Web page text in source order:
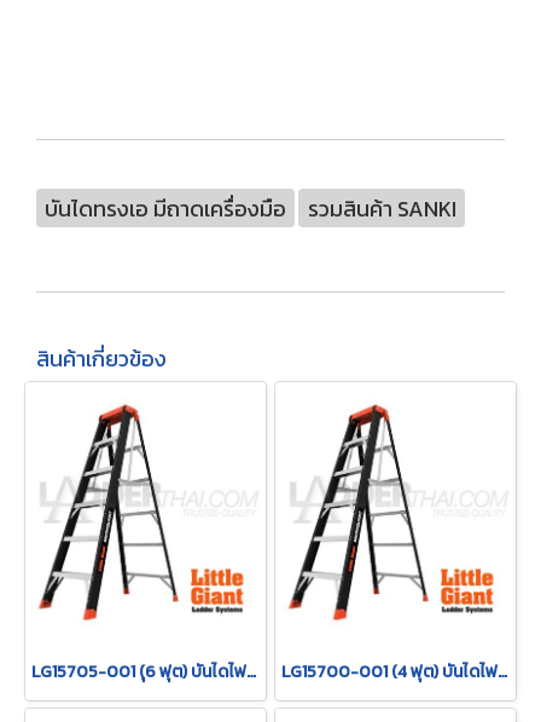
บันไดทรงเอ มีถาดเครื่องมือ รวมสินค้า SANKI
สินค้าเกี่ยวข้อง
LG15705-001 (ุ6 ฟุต) บันไดไฟเบอร์กลาส MicroBurst 6 ฟุต รุ่น 15705-001 "LITTLE GIANT" LG15700-001 (4 ฟุต) บันไดไฟเบอร์กลาส MicroBurst 4 ฟุต รุ่น 15700-001 "LITTLE GIANT"